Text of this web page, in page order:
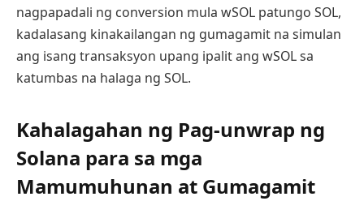
nagpapadali ng conversion mula wSOL patungo SOL,
kadalasang kinakailangan ng gumagamit na simulan
ang isang transaksyon upang ipalit ang wSOL sa
katumbas na halaga ng SOL.
Kahalagahan ng Pag-unwrap ng
Solana para sa mga
Mamumuhunan at Gumagamit